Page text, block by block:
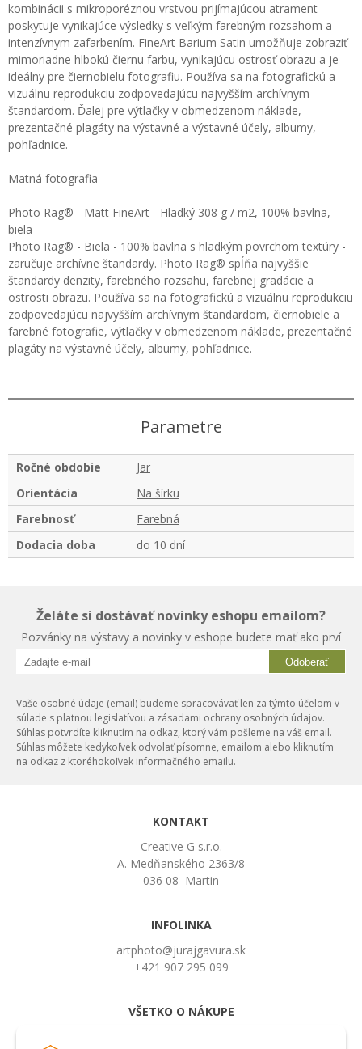
kombinácii s mikroporéznou vrstvou prijímajúcou atrament
poskytuje vynikajúce výsledky s veľkým farebným rozsahom a
intenzívnym zafarbením. FineArt Barium Satin umožňuje zobraziť
mimoriadne hlbokú čiernu farbu, vynikajúcu ostrosť obrazu a je
ideálny pre čiernobielu fotografiu. Používa sa na fotografickú a
vizuálnu reprodukciu zodpovedajúcu najvyšším archívnym
štandardom. Ďalej pre výtlačky v obmedzenom náklade,
prezentačné plagáty na výstavné a výstavné účely, albumy,
pohľadnice.
Matná fotografia
Photo Rag® - Matt FineArt - Hladký 308 g / m2, 100% bavlna,
biela
Photo Rag® - Biela - 100% bavlna s hladkým povrchom textúry -
zaručuje archívne štandardy. Photo Rag® spĺňa najvyššie
štandardy denzity, farebného rozsahu, farebnej gradácie a
ostrosti obrazu. Používa sa na fotografickú a vizuálnu reprodukciu
zodpovedajúcu najvyšším archívnym štandardom, čiernobiele a
farebné fotografie, výtlačky v obmedzenom náklade, prezentačné
plagáty na výstavné účely, albumy, pohľadnice.
Parametre
Ročné obdobie
Jar
Orientácia
Na šírku
Farebnosť
Farebná
Dodacia doba
do 10 dní
Želáte si dostávať novinky eshopu emailom?
Pozvánky na výstavy a novinky v eshope budete mať ako prví
Odoberať
Vaše osobné údaje (email) budeme spracovávať len za týmto účelom v
súlade s platnou legislatívou a zásadami ochrany osobných údajov.
Súhlas potvrdíte kliknutím na odkaz, ktorý vám pošleme na váš email.
Súhlas môžete kedykoľvek odvolať písomne, emailom alebo kliknutím
na odkaz z ktoréhokoľvek informačného emailu.
KONTAKT
Creative G s.r.o.
A. Medňanského 2363/8
036 08 Martin
INFOLINKA
artphoto@jurajgavura.sk
+421 907 295 099
VŠETKO O NÁKUPE